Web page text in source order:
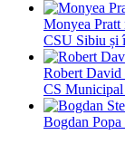
Monyea Pratt
CSU Sibiu și
Robert David
CS
Bogdan